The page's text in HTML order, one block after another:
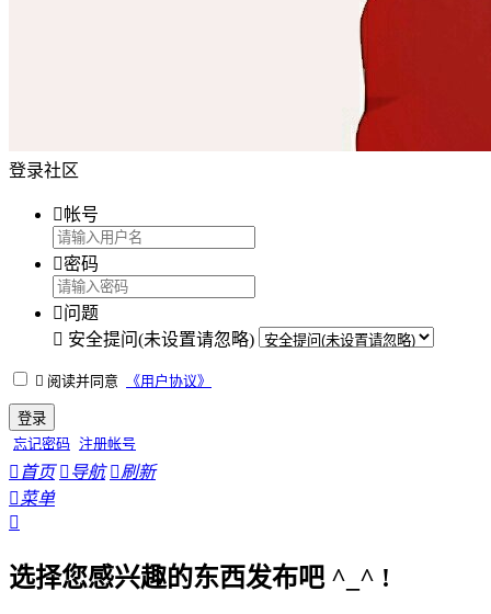
登录社区
帐号
密码
问题
 安全提问(未设置请忽略)
 阅读并同意 《用户协议》
登录
忘记密码 注册帐号
 首页  导航 刷新
菜单

选择您感兴趣的东西发布吧 ^_^ !